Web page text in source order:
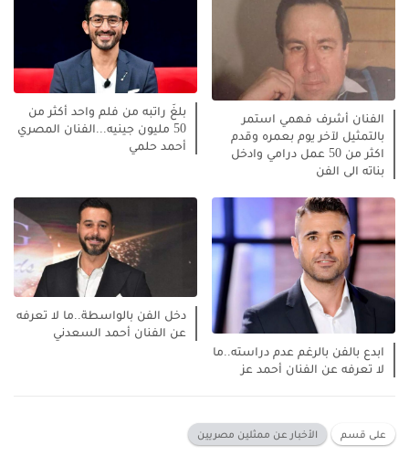
الفنان أشرف فهمي استمر
بالتمثيل لآخر يوم بعمره وقدم
اكثر من 50 عمل درامي وادخل
بناته الى الفن
بلغَ راتبه من فلم واحد أكثر من
50 مليون جينيه...الفنان المصري
أحمد حلمي
ابدع بالفن بالرغم عدم دراسته..ما
لا تعرفه عن الفنان أحمد عز
دخل الفن بالواسطة..ما لا تعرفه
عن الفنان أحمد السعدني
على قسم الأخبار عن ممثلين مصريين